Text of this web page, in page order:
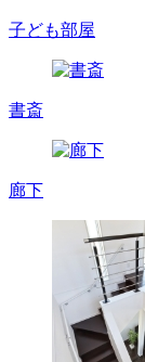
子ども部屋
書斎
廊下